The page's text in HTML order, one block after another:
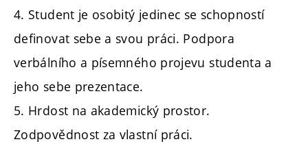
4. Student je osobitý jedinec se schopností
definovat sebe a svou práci. Podpora
verbálního a písemného projevu studenta a
jeho sebe prezentace.
5. Hrdost na akademický prostor.
Zodpovědnost za vlastní práci.